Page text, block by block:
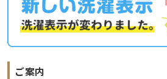
ご案内